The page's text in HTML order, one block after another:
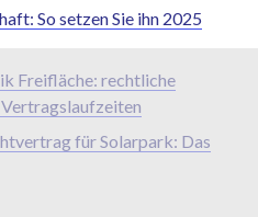
So setzen Sie ihn 2025
Freifläche: rechtliche
für Solarpark: Das